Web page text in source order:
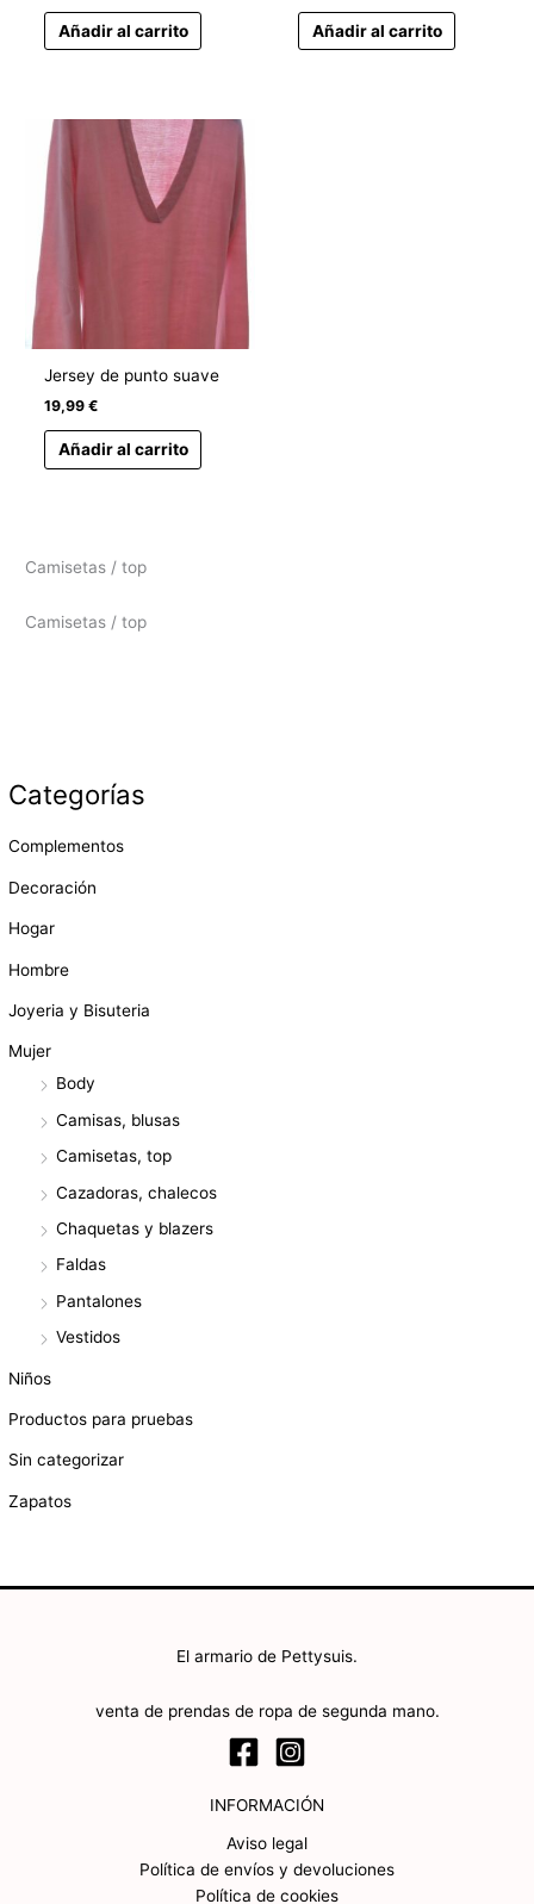
Categorías
Complementos
Decoración
Hogar
Hombre
Joyeria y Bisuteria
Mujer
Body
Camisas, blusas
Camisetas, top
Cazadoras, chalecos
Chaquetas y blazers
Faldas
Pantalones
Vestidos
Niños
Productos para pruebas
Sin categorizar
Zapatos
Añadir al carrito Añadir al carrito
Jersey de punto suave
19,99€
Añadir al carrito
Camisetas / top
Camisetas / top
El armario de Pettysuis.
venta de prendas de ropa de segunda mano.
INFORMACIÓN
Aviso legal
Política de envíos y devoluciones
Política de cookies